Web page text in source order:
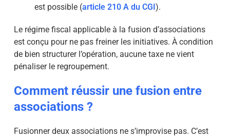
est possible (article 210 A du CGI).
Le régime fiscal applicable à la fusion d’associations
est conçu pour ne pas freiner les initiatives. À condition
de bien structurer l’opération, aucune taxe ne vient
pénaliser le regroupement.
Comment réussir une fusion entre
associations ?
Fusionner deux associations ne s’improvise pas. C’est